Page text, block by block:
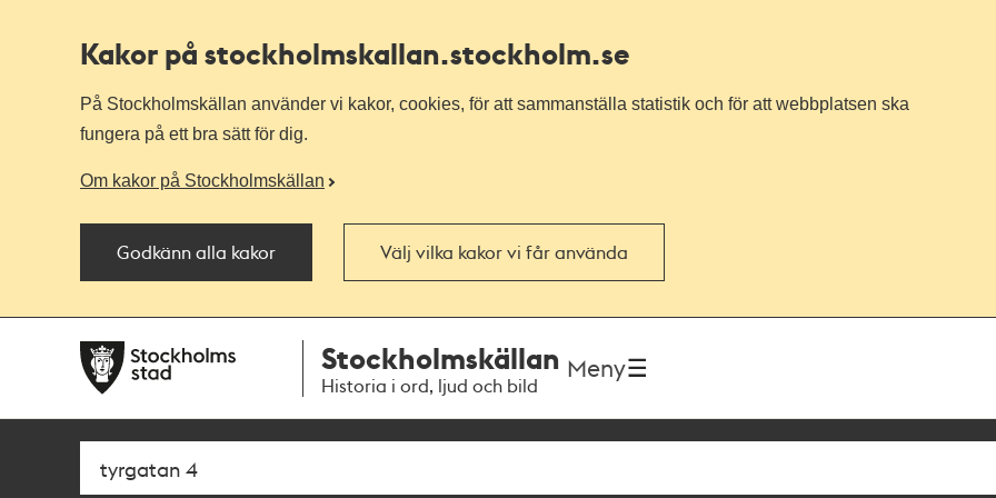
Kakor på stockholmskallan.stockholm.se
På Stockholmskällan använder vi kakor, cookies, för att sammanställa statistik och för att webbplatsen ska
fungera på ett bra sätt för dig.
Om kakor på Stockholmskällan
Godkänn alla kakor Välj vilka kakor vi får använda
navigationen
huvudinnehållet
Stockholmskällan
Historia i ord, ljud och bild
Meny
Sök